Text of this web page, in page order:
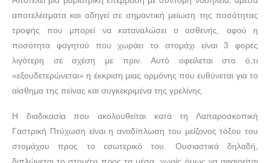
αποτελέσματα και οδηγεί σε σημαντική μείωση της ποσότητας
τροφής που μπορεί να καταναλώσει ο ασθενής, αφού η
ποσότητα φαγητού που χωράει το στομάχι είναι 3 φορές
λιγότερη σε σχέση με πριν. Αυτό οφείλεται στο ό,τι
«εξουδετερώνεται» η έκκριση μιας ορμόνης που ευθύνεται για το
αίσθημα της πείνας και συγκεκριμένα της γρελίνης.
Η διαδικασία που ακολουθείται κατά τη Λαπαροσκοπική
Γαστρική Πτύχωση είναι η αναδίπλωση του μείζονος τόξου του
στομάχου προς το εσωτερικό του. Ουσιαστικά δηλαδή,